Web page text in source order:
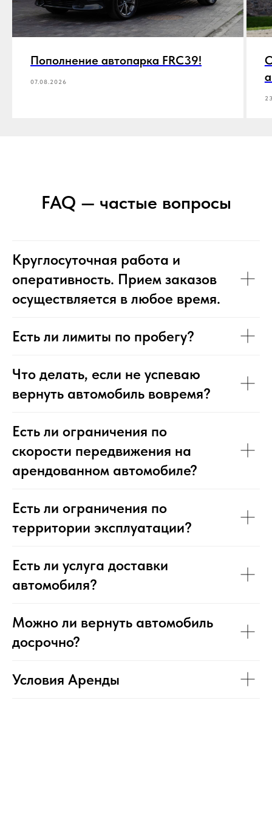
Пополнение автопарка FRC39!
07.08.2026
FAQ — частые вопросы
Круглосуточная работа и
оперативность. Прием заказов
осуществляется в любое время.
Есть ли лимиты по пробегу?
Что делать, если не успеваю
вернуть автомобиль вовремя?
Есть ли ограничения по
скорости передвижения на
арендованном автомобиле?
Есть ли ограничения по
территории эксплуатации?
Есть ли услуга доставки
автомобиля?
Можно ли вернуть автомобиль
досрочно?
Условия Аренды